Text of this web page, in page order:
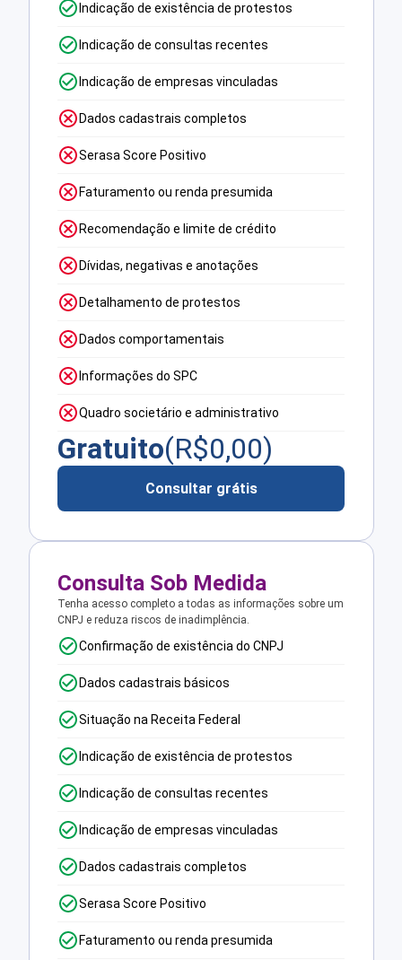
Indicação de existência de protestos
Indicação de consultas recentes
Indicação de empresas vinculadas
Dados cadastrais completos
Serasa Score Positivo
Faturamento ou renda presumida
Recomendação e limite de crédito
Dívidas, negativas e anotações
Detalhamento de protestos
Dados comportamentais
Informações do SPC
Quadro societário e administrativo
Gratuito(R$0,00)
Consultar grátis
Consulta Sob Medida
Tenha acesso completo a todas as informações sobre um
CNPJ e reduza riscos de inadimplência.
Confirmação de existência do CNPJ
Dados cadastrais básicos
Situação na Receita Federal
Indicação de existência de protestos
Indicação de consultas recentes
Indicação de empresas vinculadas
Dados cadastrais completos
Serasa Score Positivo
Faturamento ou renda presumida